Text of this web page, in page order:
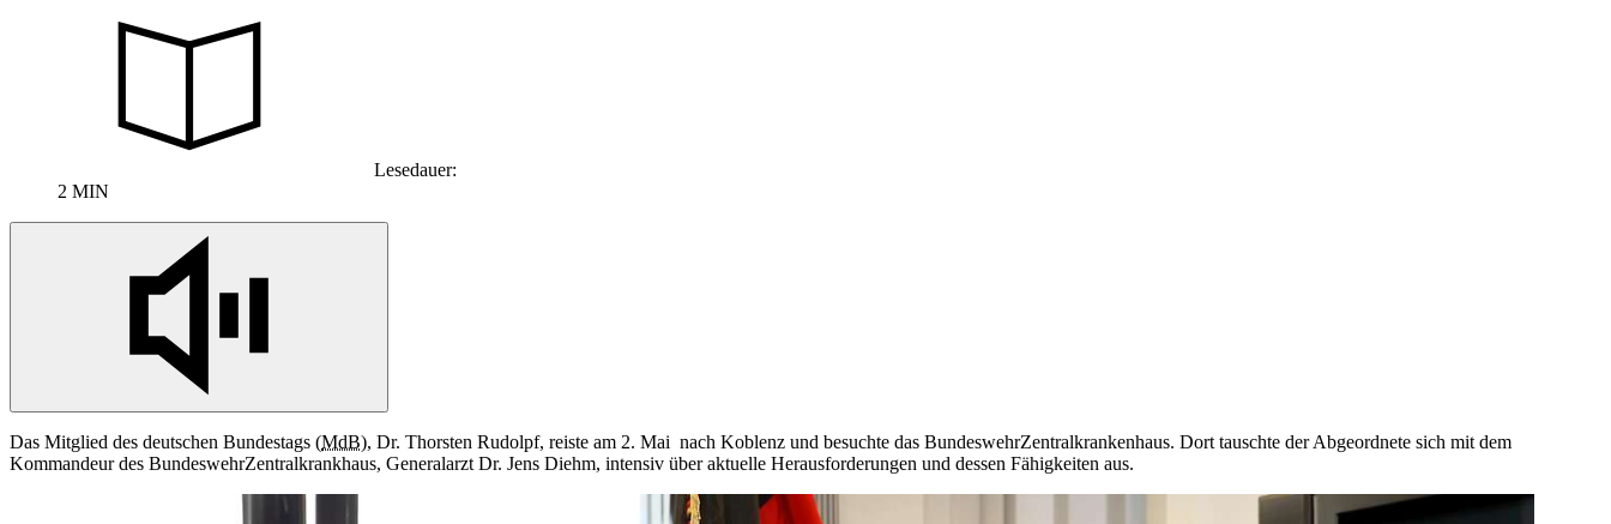
Lesedauer:
2 MIN
Das Mitglied des deutschen Bundestags (MdB), Dr. Thorsten Rudolpf, reiste am 2. Mai nach Koblenz und besuchte das BundeswehrZentralkrankenhaus. Dort tauschte der Abgeordnete sich mit dem
Kommandeur des BundeswehrZentralkrankhaus, Generalarzt Dr. Jens Diehm, intensiv über aktuelle Herausforderungen und dessen Fähigkeiten aus.